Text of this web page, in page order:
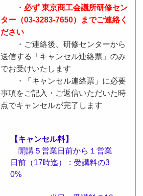
・ 必ず 東京商工会議所研修セン
ター（03-3283-7650）までご連絡く
ださい
・ご連絡後、研修センターから
送信する「キャンセル連絡票」のみ
でお受けいたします
・「キャンセル連絡票」に必要
事項をご記入・ご返信いただいた時
点でキャンセルが完了します
【キャンセル料】
開講５営業日前から１営業
日前（17時迄）：受講料の3
0%